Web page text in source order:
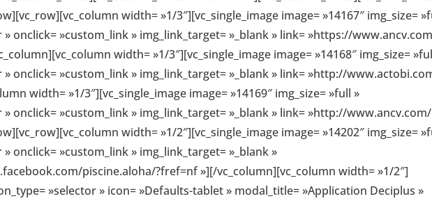
width= »1/3″][vc_single_image image= »14167″ img_size=
onclick= »custom_link » img_link_target= »_blank » link= »https://
width= »1/3″][vc_single_image image= »14168″ img_size=
onclick= »custom_link » img_link_target= »_blank » link= »http://
width= »1/3″][vc_single_image image= »14169″ img_size= »full »
onclick= »custom_link » img_link_target= »_blank » link= »http://
width= »1/2″][vc_single_image image= »14202″ img_size=
onclick= »custom_link » img_link_target= »_blank »
piscine.aloha/?fref=nf »][/vc_column][vc_column width= »1/2″]
»selector » icon= »Defaults-tablet » modal_title= »Application Deciplus »